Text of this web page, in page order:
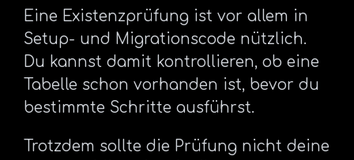
Eine Existenzprüfung ist vor allem in
Setup- und Migrationscode nützlich.
Du kannst damit kontrollieren, ob eine
Tabelle schon vorhanden ist, bevor du
bestimmte Schritte ausführst.
Trotzdem sollte die Prüfung nicht deine